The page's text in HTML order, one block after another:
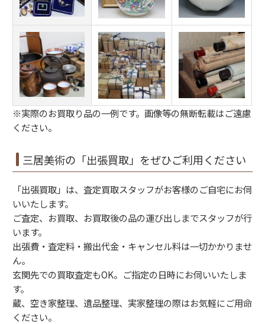
※実際のお買取り品の一例です。画像等の無断転載はご遠慮
ください。
三居美術の「出張買取」をぜひご利用ください
「出張買取」は、査定買取スタッフがお客様のご自宅にお伺
いいたします。
ご査定、お買取、お買取後の品の運び出しまでスタッフが行
います。
出張費・査定料・搬出代金・キャンセル料は一切かかりませ
ん。
玄関先での買取査定もOK。ご指定の日時にお伺いいたしま
す。
蔵、空き家整理、遺品整理、実家整理の際はお気軽にご用命
ください。